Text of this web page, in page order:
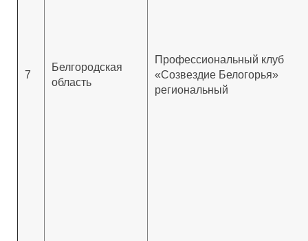
7
Белгородская
область
Профессиональный клуб
«Созвездие Белогорья»
региональный